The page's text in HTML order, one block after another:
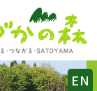
EN